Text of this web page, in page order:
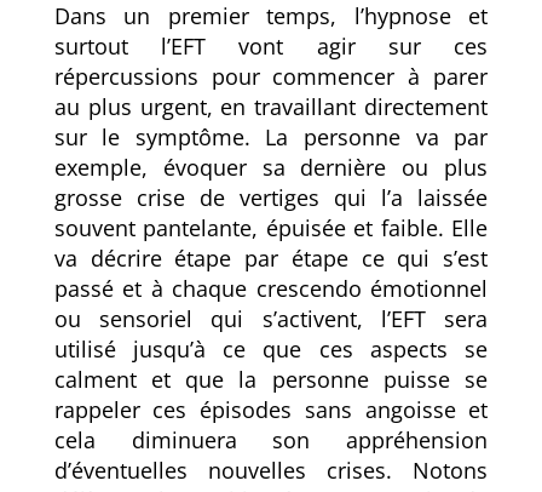
Dans un premier temps, l’hypnose et
surtout l’EFT vont agir sur ces
répercussions pour commencer à parer
au plus urgent, en travaillant directement
sur le symptôme. La personne va par
exemple, évoquer sa dernière ou plus
grosse crise de vertiges qui l’a laissée
souvent pantelante, épuisée et faible. Elle
va décrire étape par étape ce qui s’est
passé et à chaque crescendo émotionnel
ou sensoriel qui s’activent, l’EFT sera
utilisé jusqu’à ce que ces aspects se
calment et que la personne puisse se
rappeler ces épisodes sans angoisse et
cela diminuera son appréhension
d’éventuelles nouvelles crises. Notons